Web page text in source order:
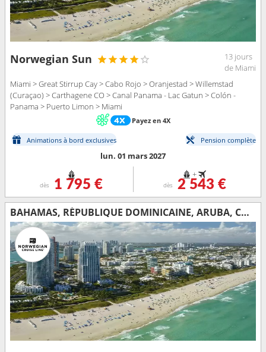
Norwegian Sun
13 jours
de Miami
Miami > Great Stirrup Cay > Cabo Rojo > Oranjestad > Willemstad
(Curaçao) > Carthagene CO > Canal Panama - Lac Gatun > Colón -
Panama > Puerto Limon > Miami
Payez en 4X
Animations à bord exclusives Pension complète
lun. 01 mars 2027
dès 1 795 €
+
dès 2 543 €
BAHAMAS, RÉPUBLIQUE DOMINICAINE, ARUBA, COLOMBIE, PANAMA, COSTA RICA, ÉTATS-UNIS